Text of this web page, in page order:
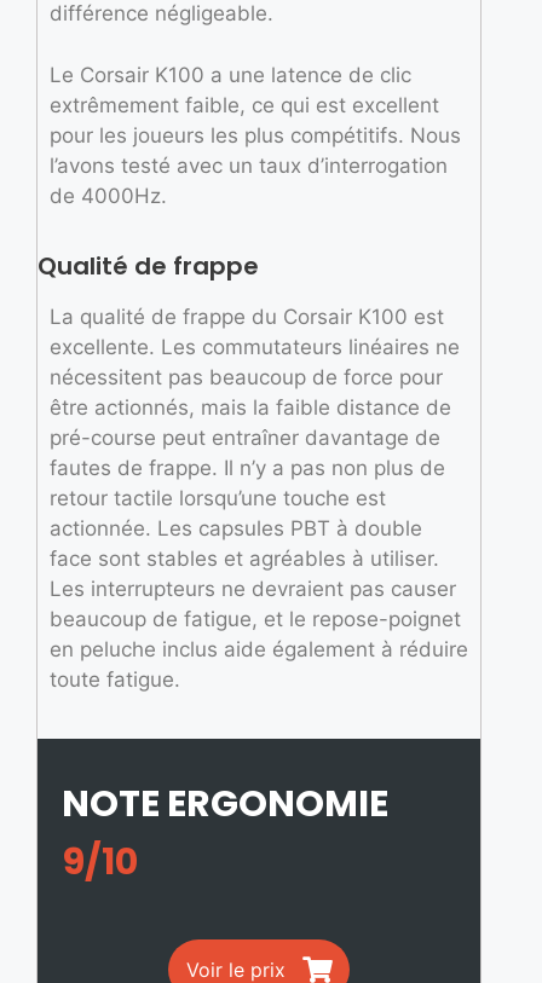
différence négligeable.
Le Corsair K100 a une latence de clic
extrêmement faible, ce qui est excellent
pour les joueurs les plus compétitifs. Nous
l’avons testé avec un taux d’interrogation
de 4000Hz.
Qualité de frappe
La qualité de frappe du Corsair K100 est
excellente. Les commutateurs linéaires ne
nécessitent pas beaucoup de force pour
être actionnés, mais la faible distance de
pré-course peut entraîner davantage de
fautes de frappe. Il n’y a pas non plus de
retour tactile lorsqu’une touche est
actionnée. Les capsules PBT à double
face sont stables et agréables à utiliser.
Les interrupteurs ne devraient pas causer
beaucoup de fatigue, et le repose-poignet
en peluche inclus aide également à réduire
toute fatigue.
NOTE ERGONOMIE
9/10
Voir le prix